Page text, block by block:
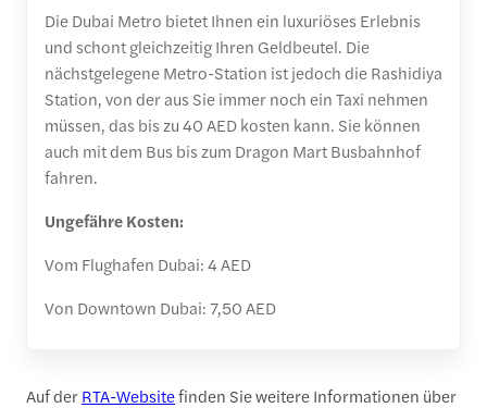
Die Dubai Metro bietet Ihnen ein luxuriöses Erlebnis
und schont gleichzeitig Ihren Geldbeutel. Die
nächstgelegene Metro-Station ist jedoch die Rashidiya
Station, von der aus Sie immer noch ein Taxi nehmen
müssen, das bis zu 40 AED kosten kann. Sie können
auch mit dem Bus bis zum Dragon Mart Busbahnhof
fahren.
Ungefähre Kosten:
Vom Flughafen Dubai: 4 AED
Von Downtown Dubai: 7,50 AED
Auf derRTA-Websitefinden Sie weitere Informationen über